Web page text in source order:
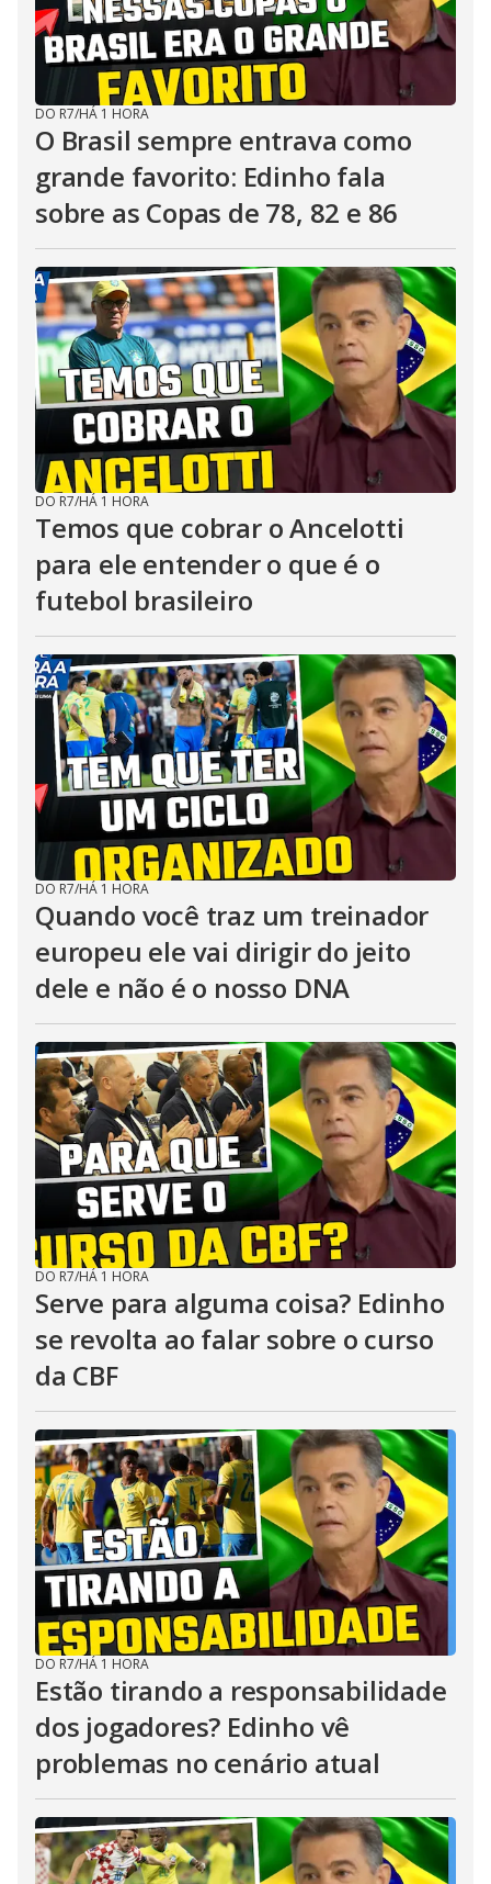
DO R7/HÁ 1 HORA
O Brasil sempre entrava como
grande favorito: Edinho fala
sobre as Copas de 78, 82 e 86
DO R7/HÁ 1 HORA
Temos que cobrar o Ancelotti
para ele entender o que é o
futebol brasileiro
DO R7/HÁ 1 HORA
Quando você traz um treinador
europeu ele vai dirigir do jeito
dele e não é o nosso DNA
DO R7/HÁ 1 HORA
Serve para alguma coisa? Edinho
se revolta ao falar sobre o curso
da CBF
DO R7/HÁ 1 HORA
Estão tirando a responsabilidade
dos jogadores? Edinho vê
problemas no cenário atual